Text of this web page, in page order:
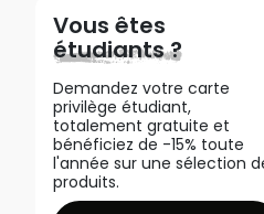
Vous êtes
étudiants ?
Demandez votre carte
privilège étudiant,
totalement gratuite et
bénéficiez de -15% toute
l'année sur une sélection
produits.